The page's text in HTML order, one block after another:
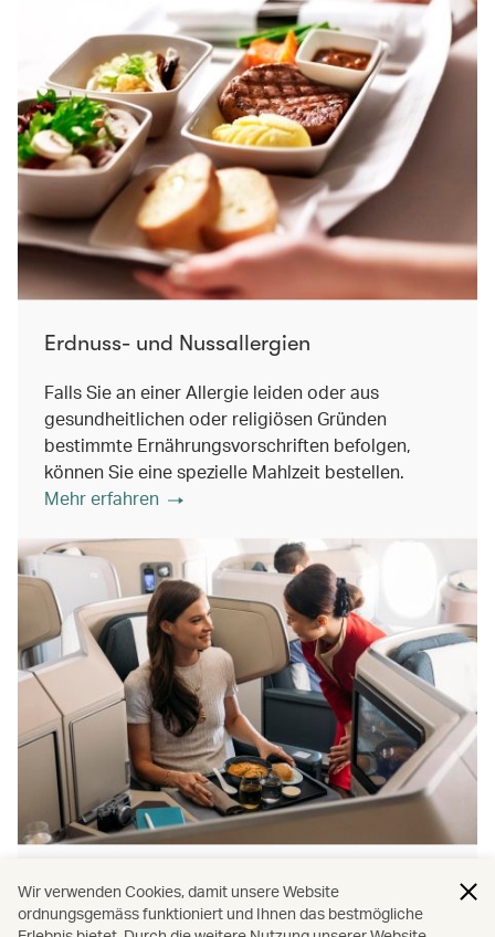
Erdnuss- und Nussallergien
Falls Sie an einer Allergie leiden oder aus
gesundheitlichen oder religiösen Gründen
bestimmte Ernährungsvorschriften befolgen,
können Sie eine spezielle Mahlzeit bestellen.
Mehr erfahren
Spezielle Mahlzeiten
Wir verwenden Cookies, damit unsere Website
ordnungsgemäss funktioniert und Ihnen das bestmögliche